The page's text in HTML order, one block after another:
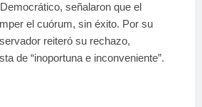
señalaron que el
el cuórum, sin éxito. Por su
reiteró su rechazo,
de “inoportuna e inconveniente”.